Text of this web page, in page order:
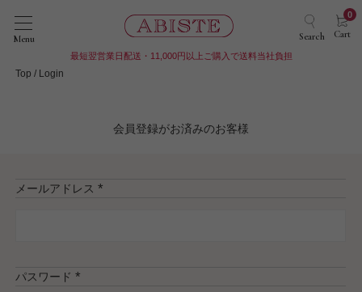
Menu Search Cart
0
最短翌営業日配送・11,000円以上ご購入で送料当社負担
Top Login
会員登録がお済みのお客様
メールアドレス
パスワード